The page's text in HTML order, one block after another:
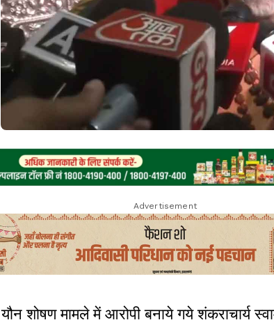
Advertisement
यौन शोषण मामले में आरोपी बनाये गये शंकराचार्य